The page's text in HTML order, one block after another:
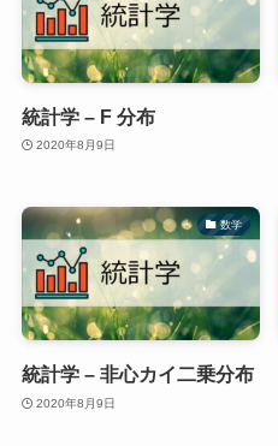
統計学 – F 分布
2020年8月9日
数学
統計学 – 非心カイ二乗分布
2020年8月9日